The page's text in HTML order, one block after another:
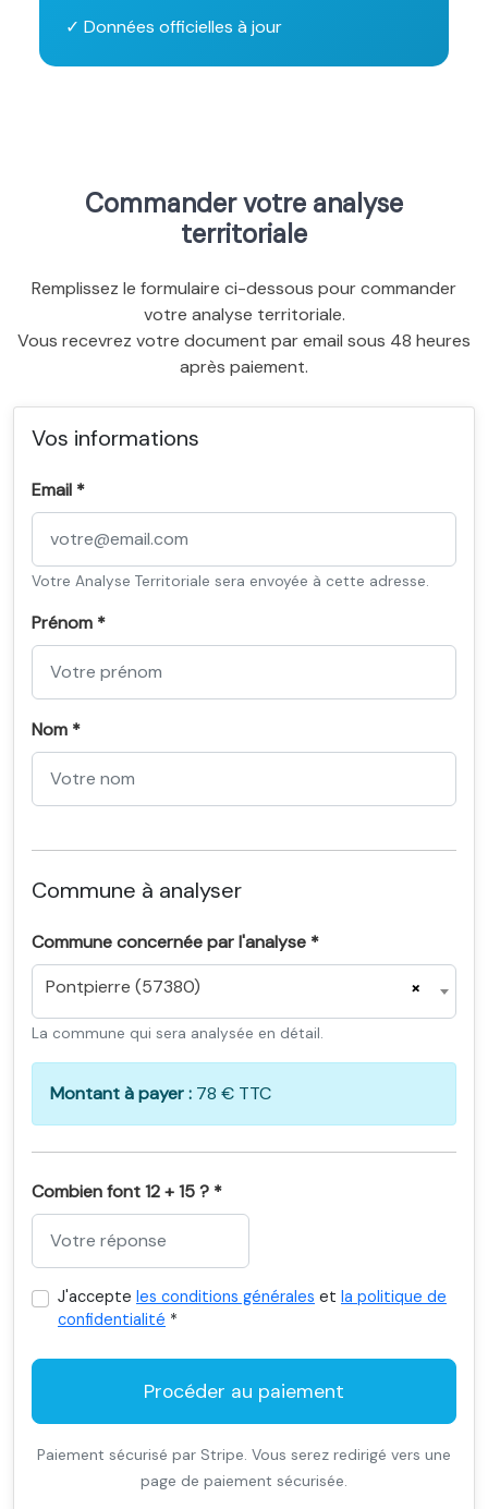
✓ Données officielles à jour
Commander votre analyse
territoriale
Remplissez le formulaire ci-dessous pour commander
votre analyse territoriale.
Vous recevrez votre document par email sous 48 heures
après paiement.
Vos informations
Email *
Votre Analyse Territoriale sera envoyée à cette adresse.
Prénom *
Nom *
Commune à analyser
Commune concernée par l'analyse *
×
Pontpierre (57380)
La commune qui sera analysée en détail.
Montant à payer : 78 € TTC
Combien font 12 + 15 ? *
J'accepte les conditions générales et la politique de
confidentialité *
Procéder au paiement
Paiement sécurisé par Stripe. Vous serez redirigé vers une
page de paiement sécurisée.